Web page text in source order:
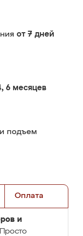
от 7 дней
6 месяцев
подъем
Оплата
и